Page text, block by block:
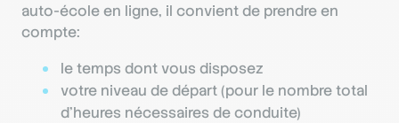
auto-école en ligne, il convient de prendre en
compte:
le temps dont vous disposez
votre niveau de départ (pour le nombre total
d’heures nécessaires de conduite)